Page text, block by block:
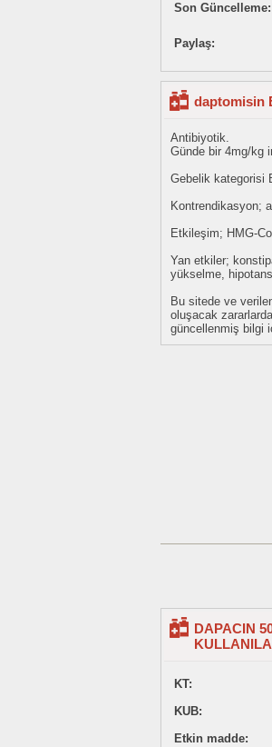
Son Güncelleme:
Paylaş:
daptomisin
Antibiyotik.
Günde bir 4mg/kg
Gebelik kategorisi
Kontrendikasyon;
Etkileşim; HMG-
Yan etkiler;
yükselme,
Bu sitede ve
oluşacak
güncellenmiş bilgi
DAPACIN
KT:
KUB:
Etkin madde: